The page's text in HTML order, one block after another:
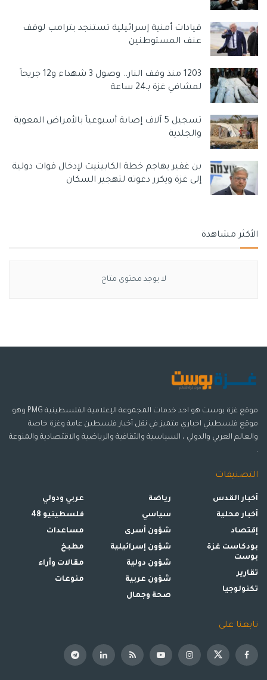
قيادات أمنية إسرائيلية تستنجد بترامب لوقف
عنف المستوطنين
1203 منذ وقف النار.. وصول 3 شهداء و12 جريحاً
لمشافي غزة بـ24 ساعة
تسجيل 5 آلاف إصابة أسبوعياً بالأمراض المعوية
والجلدية
بن غفير يهاجم خطة الكابينيت لإدخال قوات دولية
إلى غزة ويكرر دعوته لتهجير السكان
الأكثر مشاهدة
لا يوجد محتوى متاح
موقع غزة بوست هو احد خدمات المجموعة الإعلامية الفلسطينية PMG وهو
موقع فلسطيني اخباري متميز في نقل أخبار فلسطين عامة وغزة خاصة
والعالم العربي والدولي ، السياسية والثقافية والرياضية والاقتصادية والمنوعة
.
التصنيفات
أخبار القدس
أخبار محلية
إقتصاد
بودكاست غزة
بوست
تقارير
تكنولوجيا
رياضة
سياسي
شؤون أسرى
شؤون إسرائيلية
شؤون دولية
شؤون عربية
صحة وجمال
عربي ودولي
فلسطينيو 48
مساعدات
مطبخ
مقالات وأراء
منوعات
تابعنا على